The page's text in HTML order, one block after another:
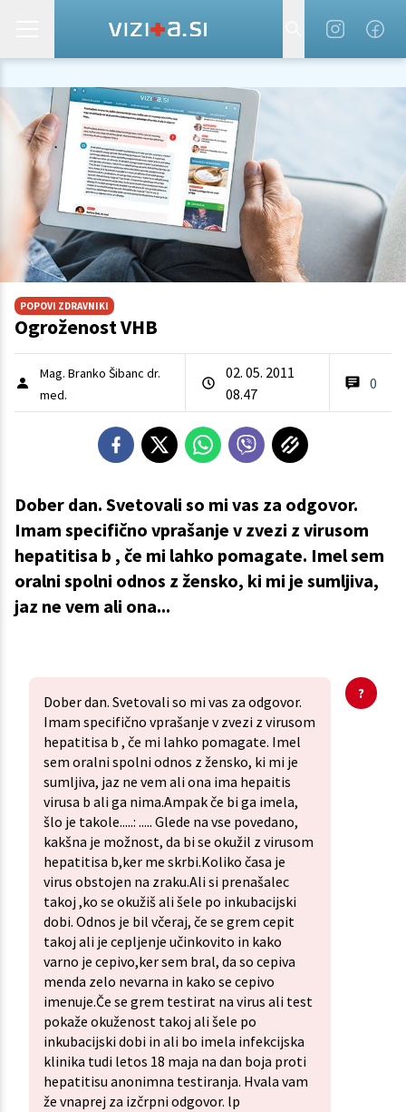
POPOVI ZDRAVNIKI
Ogroženost VHB
Mag. Branko Šibanc dr.
med.
02. 05. 2011
08.47
0
Dober dan. Svetovali so mi vas za odgovor.
Imam specifično vprašanje v zvezi z virusom
hepatitisa b , če mi lahko pomagate. Imel sem
oralni spolni odnos z žensko, ki mi je sumljiva,
jaz ne vem ali ona...
Dober dan. Svetovali so mi vas za odgovor.
Imam specifično vprašanje v zvezi z virusom
hepatitisa b , če mi lahko pomagate. Imel
sem oralni spolni odnos z žensko, ki mi je
sumljiva, jaz ne vem ali ona ima hepaitis
virusa b ali ga nima.Ampak če bi ga imela,
šlo je takole.....: ..... Glede na vse povedano,
kakšna je možnost, da bi se okužil z virusom
hepatitisa b,ker me skrbi.Koliko časa je
virus obstojen na zraku.Ali si prenašalec
takoj ,ko se okužiš ali šele po inkubacijski
dobi. Odnos je bil včeraj, če se grem cepit
takoj ali je cepljenje učinkovito in kako
varno je cepivo,ker sem bral, da so cepiva
menda zelo nevarna in kako se cepivo
imenuje.Če se grem testirat na virus ali test
pokaže okuženost takoj ali šele po
inkubacijski dobi in ali bo imela infekcijska
klinika tudi letos 18 maja na dan boja proti
hepatitisu anonimna testiranja. Hvala vam
že vnaprej za izčrpni odgovor. lp